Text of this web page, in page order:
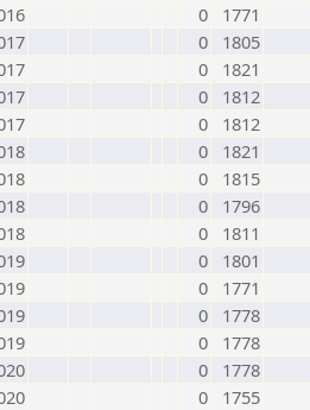
0
1771
0
1805
0
1821
0
1812
0
1812
0
1821
0
1815
0
1796
0
1811
0
1801
0
1771
0
1778
0
1778
0
1778
0
1755